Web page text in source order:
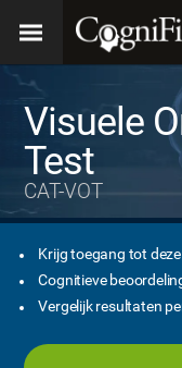
Visuele
Test
CAT-VOT
Krijg toegang tot
Cognitieve
Vergelijk resultaten